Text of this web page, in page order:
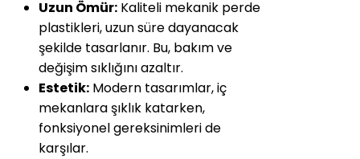
Uzun Ömür: Kaliteli mekanik perde
plastikleri, uzun süre dayanacak
şekilde tasarlanır. Bu, bakım ve
değişim sıklığını azaltır.
Estetik: Modern tasarımlar, iç
mekanlara şıklık katarken,
fonksiyonel gereksinimleri de
karşılar.